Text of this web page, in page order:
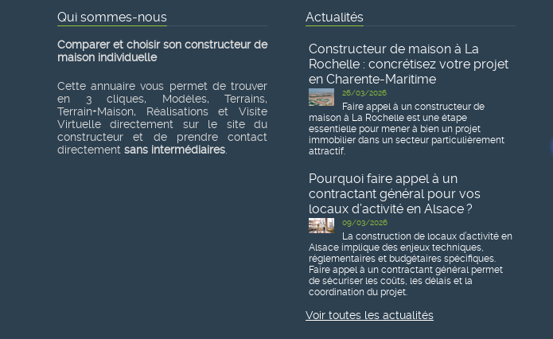
Qui sommes-nous
Comparer et choisir son constructeur de
maison individuelle
Cette annuaire vous permet de trouver
en 3 cliques, Modèles, Terrains,
Terrain+Maison, Réalisations et Visite
Virtuelle directement sur le site du
constructeur et de prendre contact
directement sans intermédiaires
Actualités
Constructeur de maison à La
Rochelle : concrétisez votre projet
en Charente-Maritime
26/03/2026
Faire appel à un constructeur de
maison à La Rochelle est une étape
essentielle pour mener à bien un projet
immobilier dans un secteur particulièrement
attractif.
Pourquoi faire appel à un
contractant général pour vos
locaux d’activité en Alsace ?
09/03/2026
La construction de locaux d’activité en
Alsace implique des enjeux techniques,
réglementaires et budgétaires spécifiques.
Faire appel à un contractant général permet
de sécuriser les coûts, les délais et la
coordination du projet.
Voir toutes les actualités